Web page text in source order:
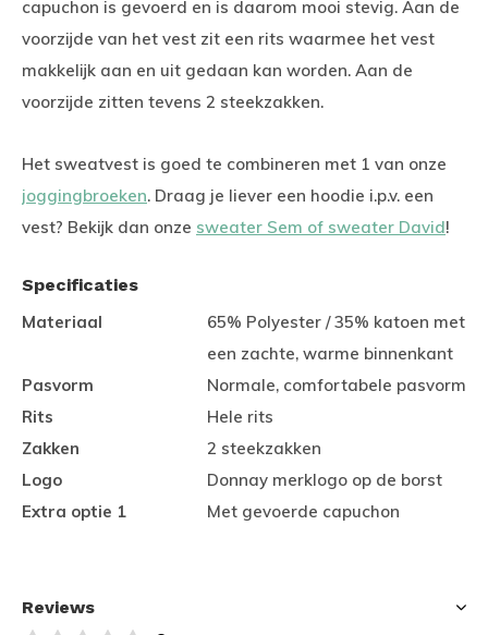
capuchon is gevoerd en is daarom mooi stevig. Aan de
voorzijde van het vest zit een rits waarmee het vest
makkelijk aan en uit gedaan kan worden. Aan de
voorzijde zitten tevens 2 steekzakken.
Het sweatvest is goed te combineren met 1 van onze
joggingbroeken. Draag je liever een hoodie i.p.v. een
vest? Bekijk dan onze sweater Sem of sweater David!
Specificaties
Materiaal
65% Polyester / 35% katoen met
een zachte, warme binnenkant
Pasvorm
Normale, comfortabele pasvorm
Rits
Hele rits
Zakken
2 steekzakken
Logo
Donnay merklogo op de borst
Extra optie 1
Met gevoerde capuchon
Reviews